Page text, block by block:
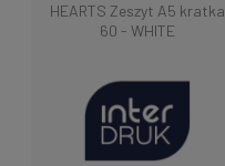
HEARTS Zeszyt A5 kratka
60 - WHITE